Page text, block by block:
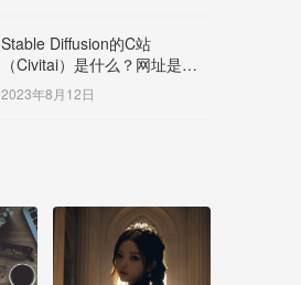
Stable Diffusion的C站
（Civitai）是什么？网址是多
少？
2023年8月12日